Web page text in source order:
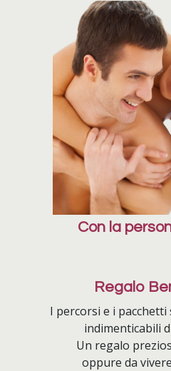
Con la
Regalo
I percorsi e i
indimenticabili
Un regalo
oppure da